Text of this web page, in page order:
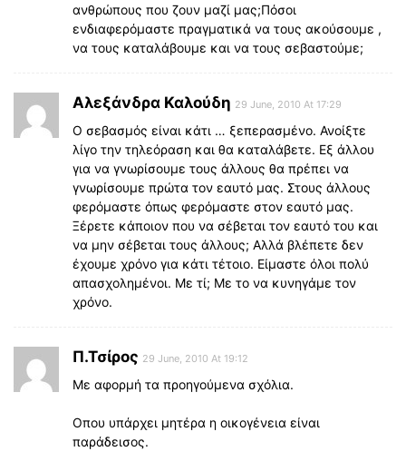
ανθρώπους που ζουν μαζί μας;Πόσοι
ενδιαφερόμαστε πραγματικά να τους ακούσουμε ,
να τους καταλάβουμε και να τους σεβαστούμε;
Αλεξάνδρα Καλούδη 29 June, 2010 At 17:29
Ο σεβασμός είναι κάτι … ξεπερασμένο. Ανοίξτε
λίγο την τηλεόραση και θα καταλάβετε. Εξ άλλου
για να γνωρίσουμε τους άλλους θα πρέπει να
γνωρίσουμε πρώτα τον εαυτό μας. Στους άλλους
φερόμαστε όπως φερόμαστε στον εαυτό μας.
Ξέρετε κάποιον που να σέβεται τον εαυτό του και
να μην σέβεται τους άλλους; Αλλά βλέπετε δεν
έχουμε χρόνο για κάτι τέτοιο. Είμαστε όλοι πολύ
απασχολημένοι. Με τί; Με το να κυνηγάμε τον
χρόνο.
Π.Τσίρος 29 June, 2010 At 19:12
Με αφορμή τα προηγούμενα σχόλια.
Οπου υπάρχει μητέρα η οικογένεια είναι
παράδεισος.